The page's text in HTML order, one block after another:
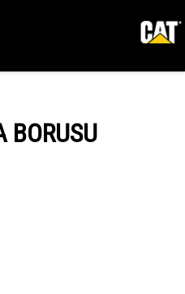
BORUSU